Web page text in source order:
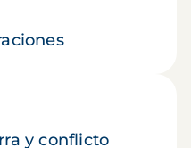
y conflicto